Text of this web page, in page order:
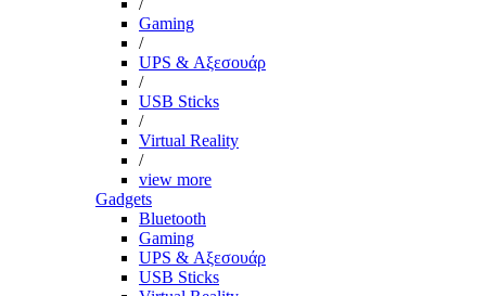
/
Gaming
/
UPS & Αξεσουάρ
/
USB Sticks
/
Virtual Reality
/
view more
Gadgets
Bluetooth
Gaming
UPS & Αξεσουάρ
USB Sticks